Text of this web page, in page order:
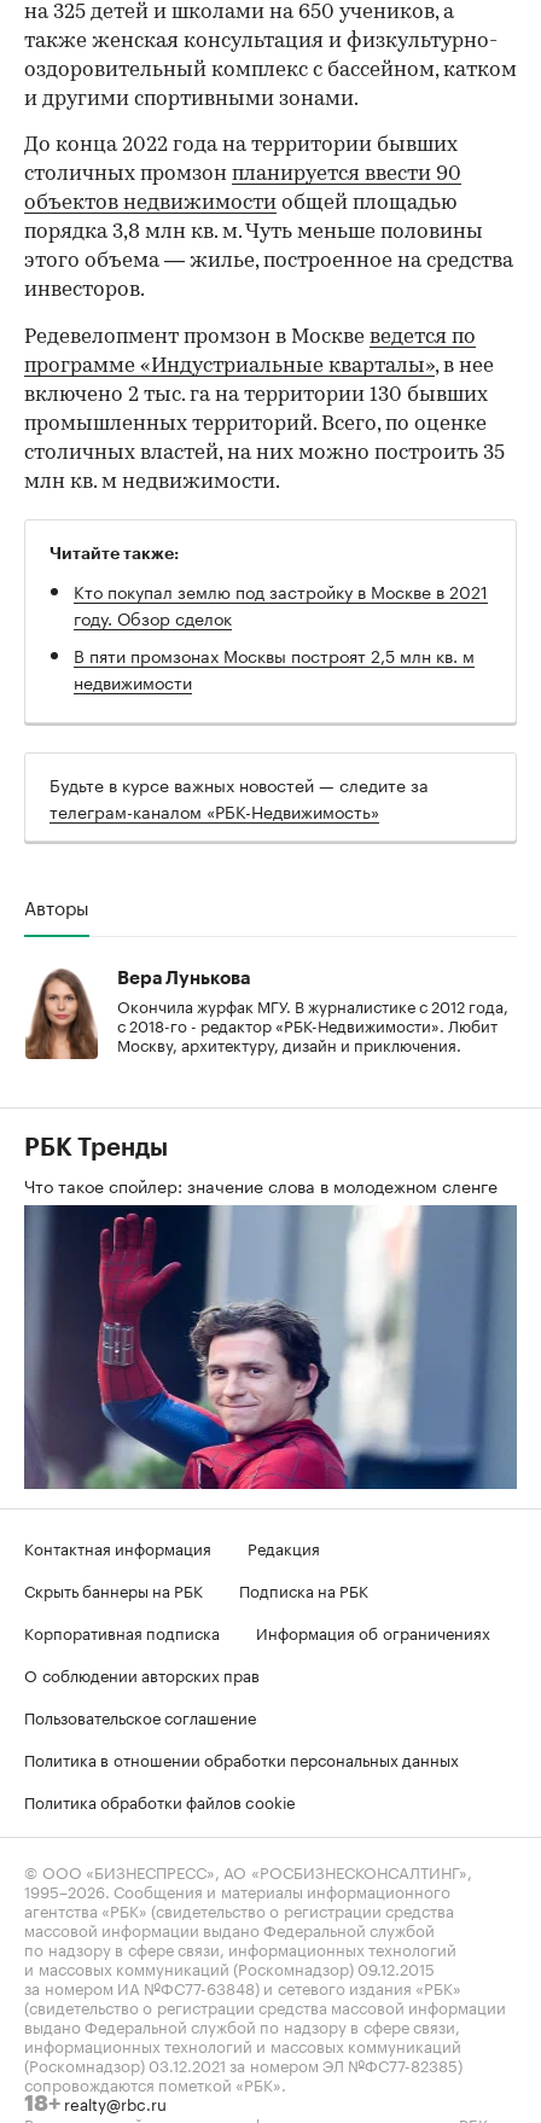
на 325 детей и школами на 650 учеников, а
также женская консультация и физкультурно-
оздоровительный комплекс с бассейном, катком
и другими спортивными зонами.
До конца 2022 года на территории бывших
столичных промзон планируется ввести 90
объектов недвижимости общей площадью
порядка 3,8 млн кв. м. Чуть меньше половины
этого объема — жилье, построенное на средства
инвесторов.
Редевелопмент промзон в Москве ведется по
программе «Индустриальные кварталы», в нее
включено 2 тыс. га на территории 130 бывших
промышленных территорий. Всего, по оценке
столичных властей, на них можно построить 35
млн кв. м недвижимости.
Читайте также:
Кто покупал землю под застройку в Москве в 2021
году. Обзор сделок
В пяти промзонах Москвы построят 2,5 млн кв. м
недвижимости
Будьте в курсе важных новостей — следите за
телеграм-каналом «РБК-Недвижимость»
Авторы
Вера Лунькова
Окончила журфак МГУ. В журналистике с 2012 года,
с 2018-го - редактор «РБК-Недвижимости». Любит
Москву, архитектуру, дизайн и приключения.
РБК Тренды
Что такое спойлер: значение слова в молодежном сленге
Контактная информация
Редакция
Скрыть баннеры на РБК
Подписка на РБК
Корпоративная подписка
Информация об ограничениях
О соблюдении авторских прав
Пользовательское соглашение
Политика в отношении обработки персональных данных
Политика обработки файлов cookie
© ООО «БИЗНЕСПРЕСС», АО «РОСБИЗНЕСКОНСАЛТИНГ»,
1995–2026 . Сообщения и материалы информационного
агентства «РБК» (свидетельство о регистрации средства
массовой информации выдано Федеральной службой
по надзору в сфере связи, информационных технологий
и массовых коммуникаций (Роскомнадзор) 09.12.2015
за номером ИА №ФС77-63848) и сетевого издания «РБК»
(свидетельство о регистрации средства массовой информации
выдано Федеральной службой по надзору в сфере связи,
информационных технологий и массовых коммуникаций
(Роскомнадзор) 03.12.2021 за номером ЭЛ №ФС77-82385)
сопровождаются пометкой «РБК».
18+ realty@rbc.ru